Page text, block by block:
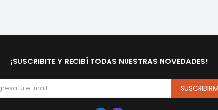
¡SUSCRIBITE Y RECIBÍ TODAS NUESTRAS NOVEDADES!